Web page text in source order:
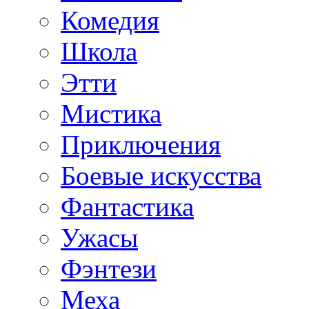
Комедия
Школа
Этти
Мистика
Приключения
Боевые искусства
Фантастика
Ужасы
Фэнтези
Меха